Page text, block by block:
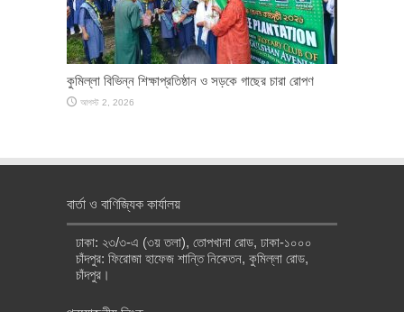
কুমিল্লা বিভিন্ন শিক্ষাপ্রতিষ্ঠান ও সড়কে গাছের চারা রোপণ
আগস্ট 2, 2026
বার্তা ও বাণিজ্যিক কার্যালয়
ঢাকা: ২৩/৩-এ (৩য় তলা), তোপখানা রোড, ঢাকা-১০০০
চাঁদপুর: ফিরোজা হাফেজ শান্তি নিকেতন, কুমিল্লা রোড,
চাঁদপুর।